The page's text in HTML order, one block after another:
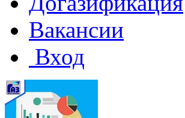
Вакансии
Вход